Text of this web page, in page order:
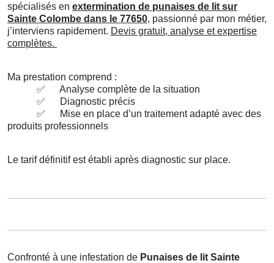
spécialisés en extermination de punaises de lit sur
Sainte Colombe dans le 77650, passionné par mon métier,
j’interviens rapidement. Devis gratuit, analyse et expertise
complètes.
Ma prestation comprend :
✅
Analyse complète de la situation
✅
Diagnostic précis
✅
Mise en place d’un traitement adapté avec des
produits professionnels
Le tarif définitif est établi après diagnostic sur place.
Confronté à une infestation de Punaises de lit Sainte